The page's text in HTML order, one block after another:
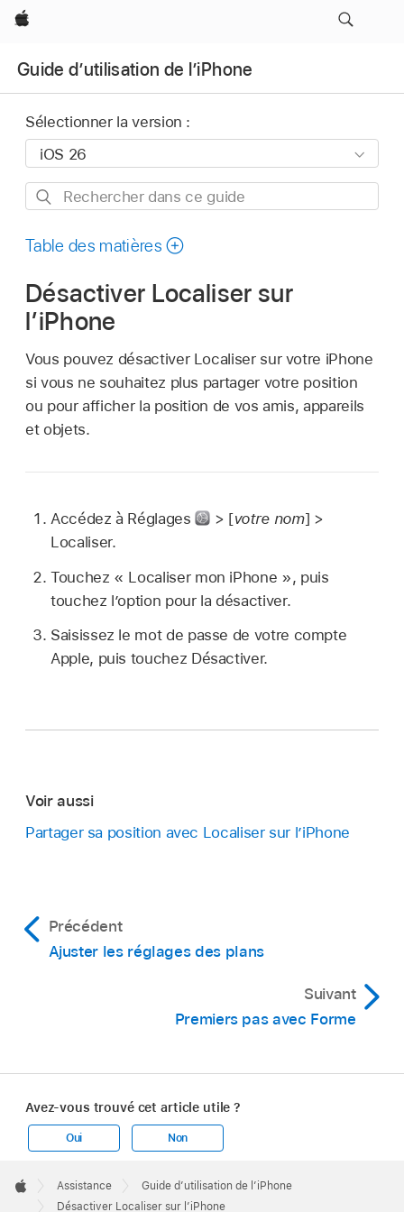
Apple
Guide d’utilisation de l’iPhone
Sélectionner la version :
Rechercher
ce
Table des matières
Désactiver Localiser sur
l’iPhone
Vous pouvez désactiver Localiser sur votre iPhone
si vous ne souhaitez plus partager votre position
ou pour afficher la position de vos amis, appareils
et objets.
Accédez à Réglages > [votre nom] >
Localiser.
Touchez « Localiser mon iPhone », puis
touchez l’option pour la désactiver.
Saisissez le mot de passe de votre compte
Apple, puis touchez Désactiver.
Voir aussi
Partager sa position avec Localiser sur l’iPhone
Précédent
Ajuster les réglages des plans
Suivant
Premiers pas avec Forme
Avez-vous trouvé cet article utile ?
Oui Non
Footer

Apple
Assistance
Guide d’utilisation de l’iPhone
Désactiver Localiser sur l’iPhone